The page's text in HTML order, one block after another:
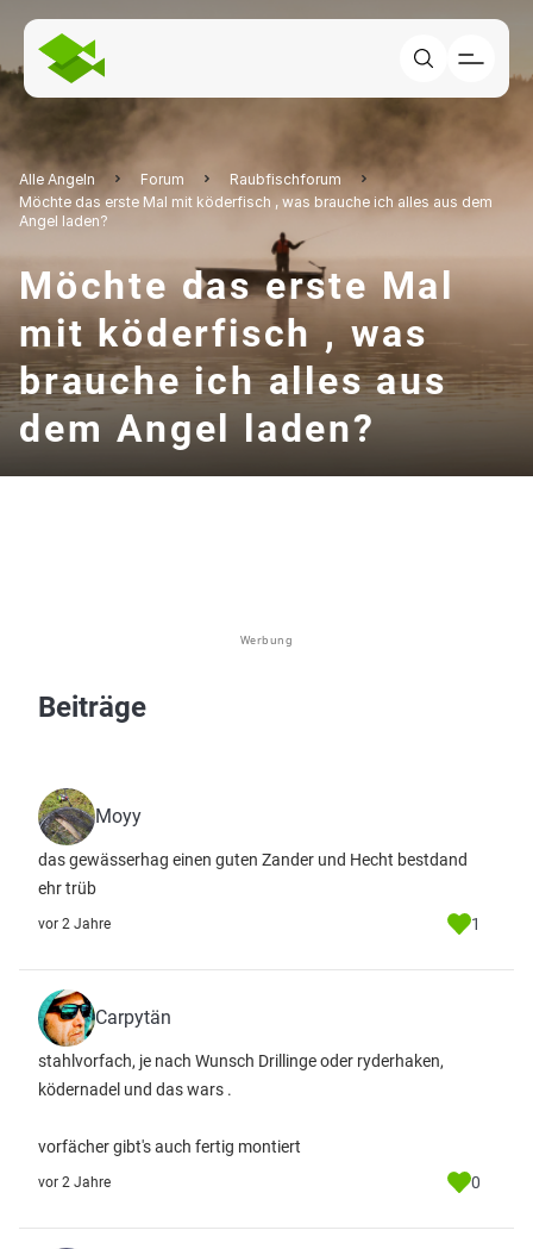
Alle Angeln Forum
Raubfischforum
Möchte das erste Mal mit köderfisch , was brauche ich alles aus dem
Angel laden?
Möchte das erste Mal
mit köderfisch , was
brauche ich alles aus
dem Angel laden?
Werbung
Beiträge
Moyy
das gewässerhag einen guten Zander und Hecht bestdand
ehr trüb
vor 2 Jahre 1
Carpytän
stahlvorfach, je nach Wunsch Drillinge oder ryderhaken,
ködernadel und das wars .
vorfächer gibt's auch fertig montiert
vor 2 Jahre 0